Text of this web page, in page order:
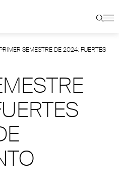
PRIMER SEMESTRE DE 2024: FUERTES